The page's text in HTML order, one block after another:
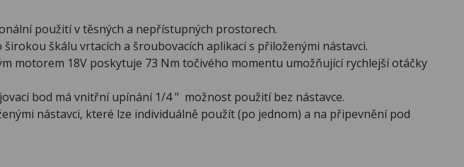
použití v těsných a nepřístupných prostorech.
škálu vrtacích a šroubovacích aplikací s přiloženými nástavci.
motorem 18V poskytuje 73 Nm točivého momentu umožňující rychlejší otáčky
bod má vnitřní upínání 1/4 " možnost použití bez nástavce.
nástavci, které lze individuálně použít (po jednom) a na připevnění pod